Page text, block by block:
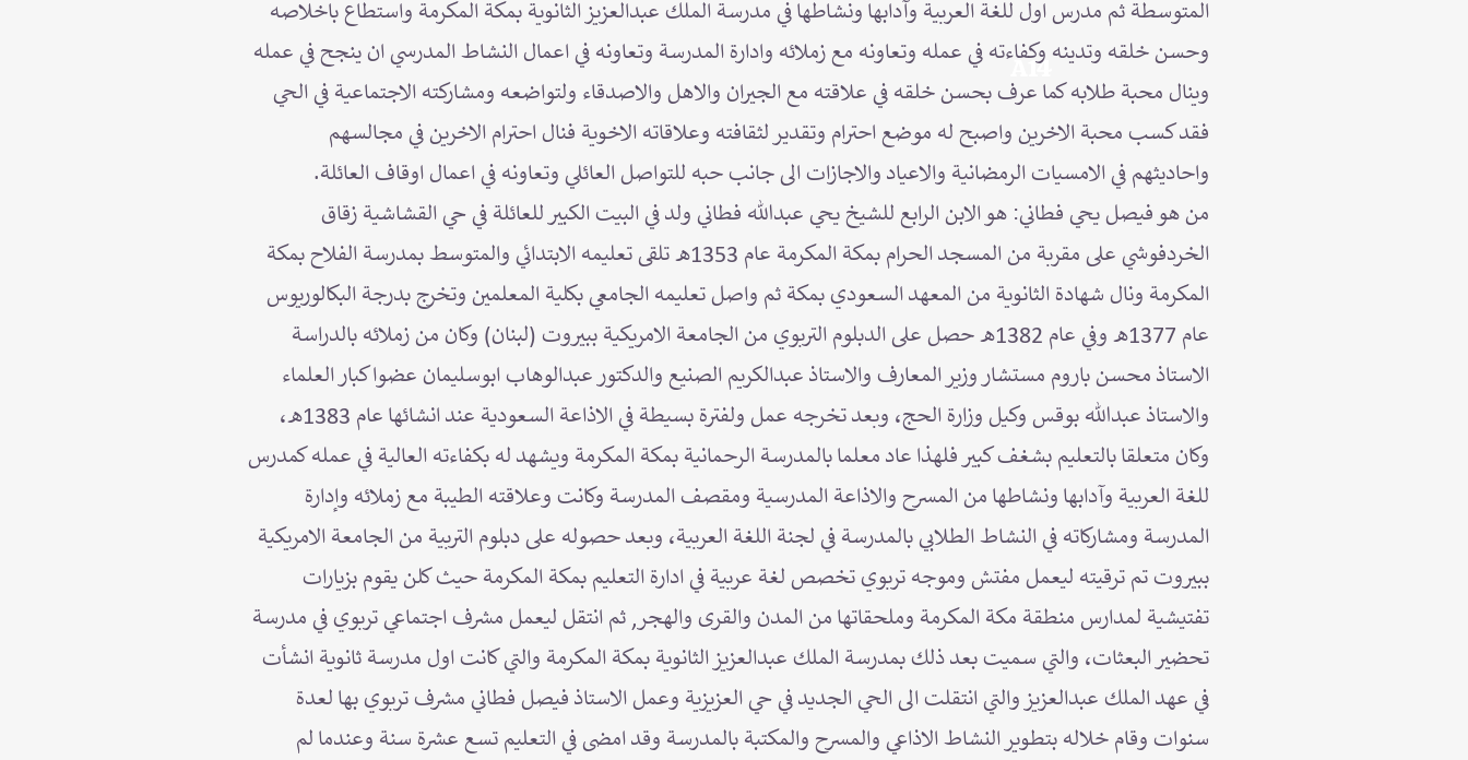
A14
المتوسطة ثم مدرس اول للغة العربية وآدابها ونشاطها في مدرسة الملك عبدالعزيز الثانوية بمكة المكرمة واستطاع باخلاصه
وحسن خلقه وتدينه وكفاءته في عمله وتعاونه مع زملائه وادارة المدرسة وتعاونه في اعمال النشاط المدرسي ان ينجح في عمله
وينال محبة طلابه كما عرف بحسن خلقه في علاقته مع الجيران والاهل والاصدقاء ولتواضعه ومشاركته الاجتماعية في الحي
فقد كسب محبة الاخرين واصبح له موضع احترام وتقدير لثقافته وعلاقاته الاخوية فنال احترام الاخرين في مجالسهم
واحاديثهم في الامسيات الرمضانية والاعياد والاجازات الى جانب حبه للتواصل العائلي وتعاونه في اعمال اوقاف العائلة.
من هو فيصل يحي فطاني: هو الابن الرابع للشيخ يحي عبدالله فطاني ولد في البيت الكبير للعائلة في حي القشاشية زقاق
الخردفوشي على مقربة من المسجد الحرام بمكة المكرمة عام 1353هـ تلقى تعليمه الابتدائي والمتوسط بمدرسة الفلاح بمكة
المكرمة ونال شهادة الثانوية من المعهد السعودي بمكة ثم واصل تعليمه الجامعي بكلية المعلمين وتخرج بدرجة البكالوريوس
عام 1377هـ وفي عام 1382هـ حصل على الدبلوم التربوي من الجامعة الامريكية ببيروت (لبنان) وكان من زملائه بالدراسة
الاستاذ محسن باروم مستشار وزير المعارف والاستاذ عبدالكريم الصنيع والدكتور عبدالوهاب ابوسليمان عضوا كبار العلماء
والاستاذ عبدالله بوقس وكيل وزارة الحج، وبعد تخرجه عمل ولفترة بسيطة في الاذاعة السعودية عند انشائها عام 1383هـ،
وكان متعلقا بالتعليم بشغف كبير فلهذا عاد معلما بالمدرسة الرحمانية بمكة المكرمة ويشهد له بكفاءته العالية في عمله كمدرس
للغة العربية وآدابها ونشاطها من المسرح والاذاعة المدرسية ومقصف المدرسة وكانت وعلاقته الطيبة مع زملائه وإدارة
المدرسة ومشاركاته في النشاط الطلابي بالمدرسة في لجنة اللغة العربية، وبعد حصوله على دبلوم التربية من الجامعة الامريكية
ببيروت تم ترقيته ليعمل مفتش وموجه تربوي تخصص لغة عربية في ادارة التعليم بمكة المكرمة حيث كلن يقوم بزيارات
تفتيشية لمدارس منطقة مكة المكرمة وملحقاتها من المدن والقرى والهجر, ثم انتقل ليعمل مشرف اجتماعي تربوي في مدرسة
تحضير البعثات، والتي سميت بعد ذلك بمدرسة الملك عبدالعزيز الثانوية بمكة المكرمة والتي كانت اول مدرسة ثانوية انشأت
في عهد الملك عبدالعزيز والتي انتقلت الى الحي الجديد في حي العزيزية وعمل الاستاذ فيصل فطاني مشرف تربوي بها لعدة
سنوات وقام خلاله بتطوير النشاط الاذاعي والمسرح والمكتبة بالمدرسة وقد امضى في التعليم تسع عشرة سنة وعندما لم